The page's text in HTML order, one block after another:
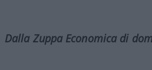
Dalla Zuppa Economica di